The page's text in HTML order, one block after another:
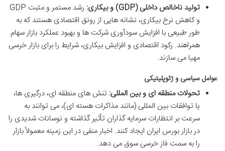
تولید ناخالص داخلی (GDP) و بیکاری:
رشد مستمر و مثبت GDP
و کاهش نرخ بیکاری، نشانه هایی از رونق اقتصادی هستند که به
طور طبیعی با افزایش سودآوری شرکت ها و بهبود عملکرد بازار سهام
همراهند. رکود اقتصادی و افزایش بیکاری، شرایط را برای بازار خرسی
مهیا می سازند.
عوامل سیاسی و ژئوپلیتیکی
تحولات منطقه ای و بین المللی: تنش های منطقه ای، درگیری ها،
یا توافقات بین المللی (مانند مذاکرات هسته ای)، می توانند به
سرعت بر انتظارات سرمایه گذاران تأثیر گذاشته و نوسانات شدیدی را
در بازار بورس ایران ایجاد کنند. اخبار منفی در این زمینه معمولاً بازار
را به سمت فاز خرسی سوق می دهد.